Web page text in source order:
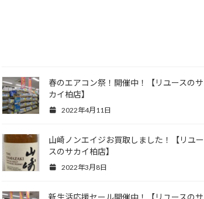
春のエアコン祭！開催中！【リユースのサ
カイ柏店】
2022年4月11日
山崎ノンエイジお買取しました！【リユー
スのサカイ柏店】
2022年3月8日
新生活応援セール開催中！【リユースのサ